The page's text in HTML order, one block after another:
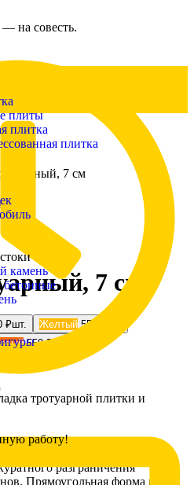
на совесть.
плиты
плитка
плитка
камень
бетонные
тротуарной плитки и
работу!
7 см
7 см
₽шт. Желтый 550
550₽
мм — компактный и
разграничения
Прямоугольная форма и